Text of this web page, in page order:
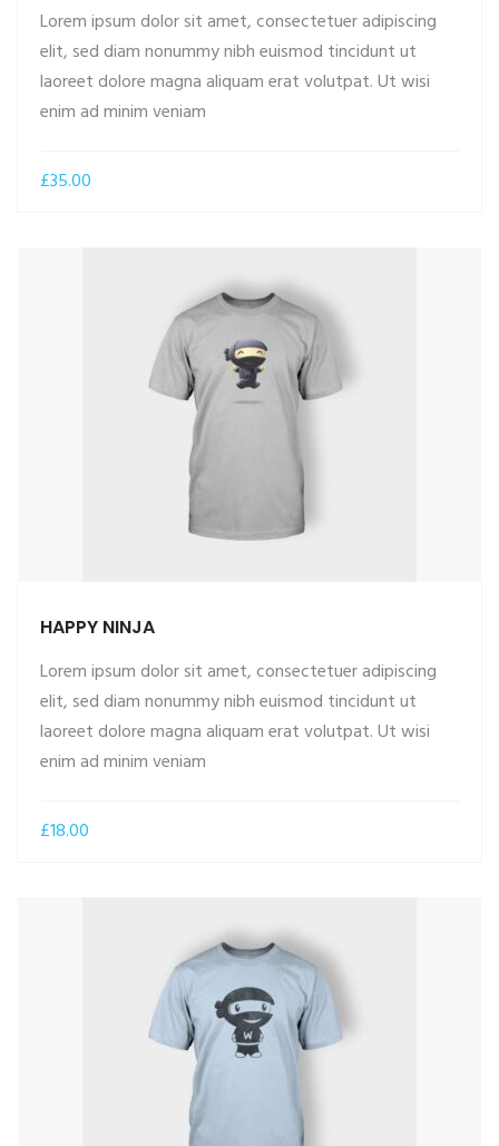
Lorem ipsum dolor sit amet, consectetuer adipiscing
elit, sed diam nonummy nibh euismod tincidunt ut
laoreet dolore magna aliquam erat volutpat. Ut wisi
enim ad minim veniam
£35.00
ADD TO CART
HAPPY NINJA
Lorem ipsum dolor sit amet, consectetuer adipiscing
elit, sed diam nonummy nibh euismod tincidunt ut
laoreet dolore magna aliquam erat volutpat. Ut wisi
enim ad minim veniam
£18.00
ADD TO CART